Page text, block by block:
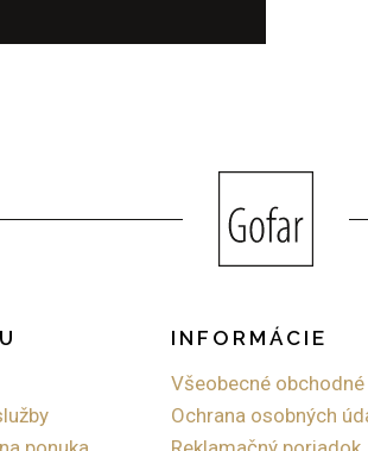
INFORMÁCIE
Všeobecné
Ochrana osobných